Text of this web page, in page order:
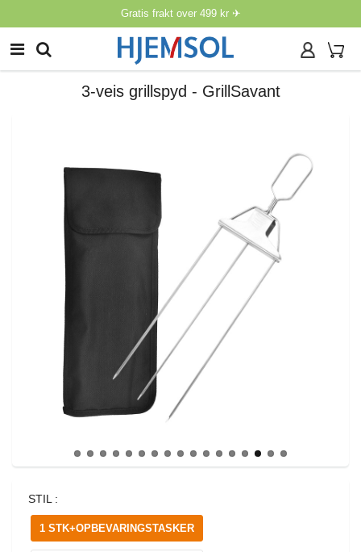
Gratis frakt over 499 kr ✈
3-veis grillspyd - GrillSavant
STIL :
1 STK+OPBEVARINGSTASKER